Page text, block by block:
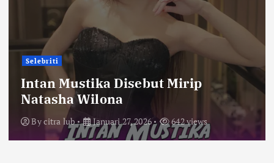
Selebriti
Intan Mustika Disebut Mirip
Natasha Wilona
Bycitra lub Januari 27, 2026 642 views